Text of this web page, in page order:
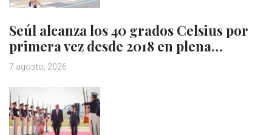
Seúl alcanza los 40 grados Celsius por
primera vez desde 2018 en plena…
7 agosto, 2026